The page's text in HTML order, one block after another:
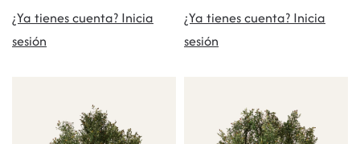
¿Ya tienes cuenta? Inicia
sesión
¿Ya tienes cuenta? Inicia
sesión